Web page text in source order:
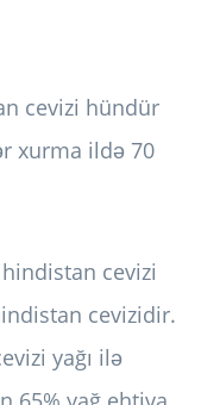
cevizi hündür
xurma ildə 70
cevizi
cevizidir.
yağı ilə